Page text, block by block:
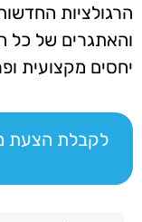
הרגולציות
והאתגרים של כל
יחסים מקצועית
לקבלת הצעת